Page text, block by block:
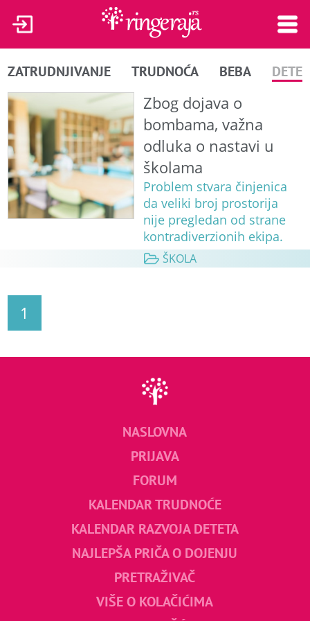
ZATRUDNJIVANJE TRUDNOĆA BEBA DETE
Zbog dojava o
bombama, važna
odluka o nastavi u
školama
Problem stvara činjenica
da veliki broj prostorija
nije pregledan od strane
kontradiverzionih ekipa.
ŠKOLA
1
NASLOVNA
PRIJAVA
FORUM
KALENDAR TRUDNOĆE
KALENDAR RAZVOJA DETETA
NAJLEPŠA PRIČA O DOJENJU
PRETRAŽIVAČ
VIŠE O KOLAČIĆIMA